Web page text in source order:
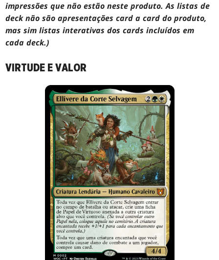
impressões que não estão neste produto. As listas de
deck não são apresentações card a card do produto,
mas sim listas interativas dos cards incluídos em
cada deck.)
VIRTUDE E VALOR